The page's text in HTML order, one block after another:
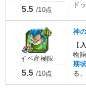
5.5 /10点
ド
イベ産極限
5.5 /10点
神
【
物
期
る。